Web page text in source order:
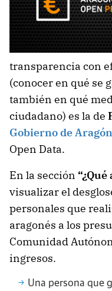
transparencia con
(conocer en qué se
también en qué
ciudadano) es la de
Gobierno de Aragón
Open Data.
En la sección
visualizar el
personales que
aragonés a los
Comunidad
ingresos.
Una persona que